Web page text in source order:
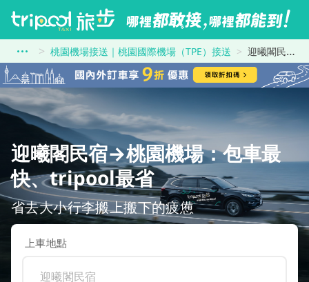
桃園機場接送｜桃園國際機場（TPE）接送 迎曦閣民宿到桃園機場
迎曦閣民宿→桃園機場：包車最
快、tripool最省
省去大小行李搬上搬下的疲憊
上車地點